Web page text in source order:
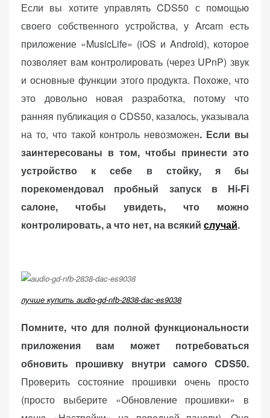
Если вы хотите управлять CDS50 с помощью
своего собственного устройства, у Arcam есть
приложение «MusicLife» (iOS и Android), которое
позволяет вам контролировать (через UPnP) звук
и основные функции этого продукта. Похоже, что
это довольно новая разработка, потому что
ранняя публикация о CDS50, казалось, указывала
на то, что такой контроль невозможен. Если вы
заинтересованы в том, чтобы принести это
устройство к себе в стойку, я бы
порекомендовал пробный запуск в Hi-Fi
салоне, чтобы увидеть, что можно
контролировать, а что нет, на всякий случай.
лучше купить audio-gd-nfb-2838-dac-es9038
Помните, что для полной функциональности
приложения вам может потребоваться
обновить прошивку внутри самого CDS50.
Проверить состояние прошивки очень просто
(просто выберите «Обновление прошивки» в